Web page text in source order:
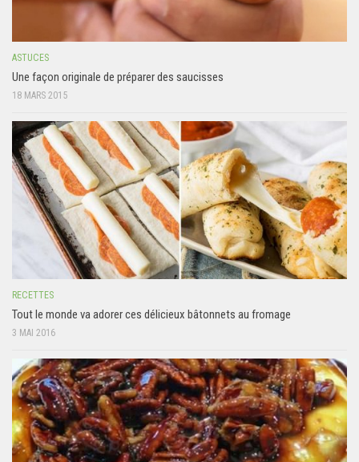
ASTUCES
Une façon originale de préparer des saucisses
18 MARS 2015
RECETTES
Tout le monde va adorer ces délicieux bâtonnets au fromage
3 MAI 2016